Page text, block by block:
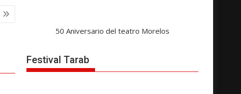
50 Aniversario del teatro Morelos
Festival Tarab